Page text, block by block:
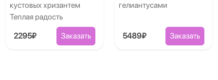
кустовых хризантем
Теплая радость
2295₽ Заказать
гелиантусами
5489₽ Заказать